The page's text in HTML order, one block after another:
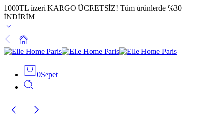
1000TL üzeri KARGO ÜCRETSİZ! Tüm ürünlerde %30
İNDİRİM
0Sepet